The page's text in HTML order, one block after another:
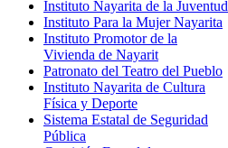
Instituto Nayarita de la Juventud
Instituto Para la Mujer Nayarita
Instituto Promotor de la
Vivienda de Nayarit
Patronato del Teatro del Pueblo
Instituto Nayarita de Cultura
Física y Deporte
Sistema Estatal de Seguridad
Pública